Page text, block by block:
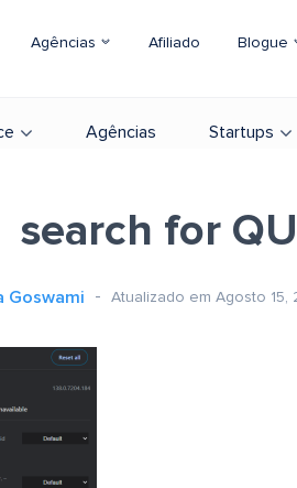
Agências Afiliado Blogue
Agências Startups
search for
Goswami Atualizado em Agosto 15,